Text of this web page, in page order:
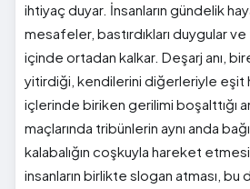
ihtiyaç duyar. İnsanların gündelik
mesafeler, bastırdıkları duygular ve
içinde ortadan kalkar. Deşarj anı,
yitirdiği, kendilerini diğerleriyle eşit
içlerinde biriken gerilimi boşalttığı
maçlarında tribünlerin aynı anda
kalabalığın coşkuyla hareket
insanların birlikte slogan atması, bu